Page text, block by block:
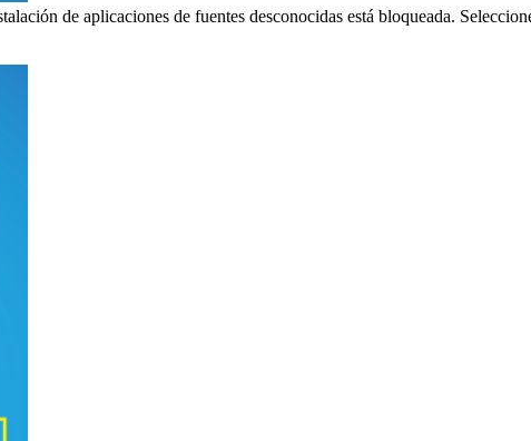
de aplicaciones de fuentes desconocidas está bloqueada.